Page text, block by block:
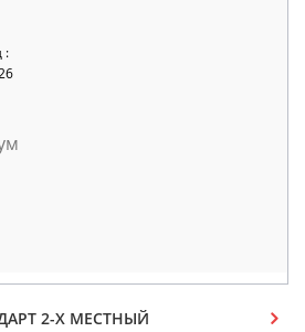
:
2-Х МЕСТНЫЙ